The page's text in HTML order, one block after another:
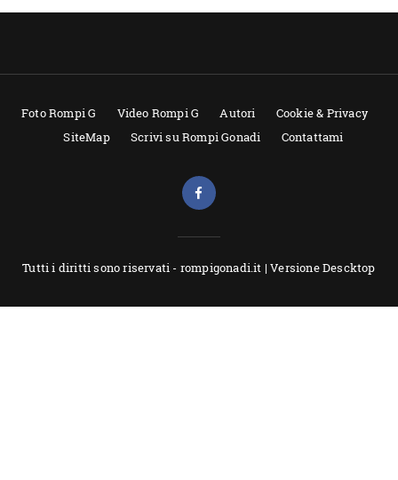
Foto Rompi G Video Rompi G Autori
Cookie & Privacy
SiteMap
Scrivi su Rompi Gonadi Contattami
Tutti i diritti sono riservati - rompigonadi.it |Versione Descktop